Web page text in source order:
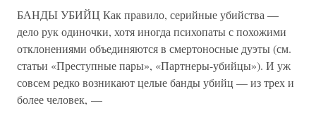
БАНДЫ УБИЙЦ Как правило, серийные убийства —
дело рук одиночки, хотя иногда психопаты с похожими
отклонениями объединяются в смертоносные дуэты (см.
статьи «Преступные пары», «Партнеры-убийцы»). И уж
совсем редко возникают целые банды убийц — из трех и
более человек, —